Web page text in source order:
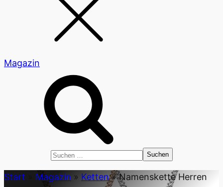
Magazin
Suchen
Start
Magazin » Ketten»Namenskette Herren